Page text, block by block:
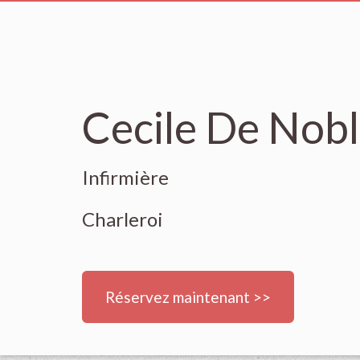
Cecile De
Infirmière
Charleroi
Réservez maintenant >>